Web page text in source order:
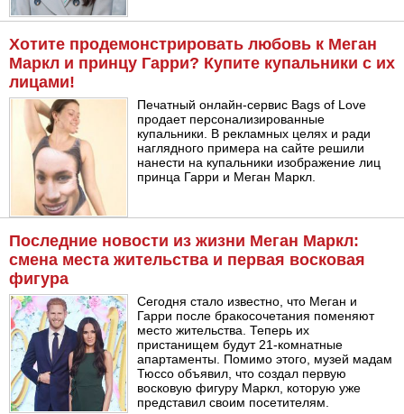
Хотите продемонстрировать любовь к Меган
Маркл и принцу Гарри? Купите купальники с их
лицами!
Печатный онлайн-сервис Bags of Love
продает персонализированные
купальники. В рекламных целях и ради
наглядного примера на сайте решили
нанести на купальники изображение лиц
принца Гарри и Меган Маркл.
Последние новости из жизни Меган Маркл:
смена места жительства и первая восковая
фигура
Сегодня стало известно, что Меган и
Гарри после бракосочетания поменяют
место жительства. Теперь их
пристанищем будут 21-комнатные
апартаменты. Помимо этого, музей мадам
Тюссо объявил, что создал первую
восковую фигуру Маркл, которую уже
представил своим посетителям.